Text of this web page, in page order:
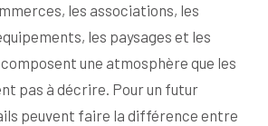
les associations, les
les paysages et les
une atmosphère que les
pas à décrire. Pour un futur
peuvent faire la différence entre